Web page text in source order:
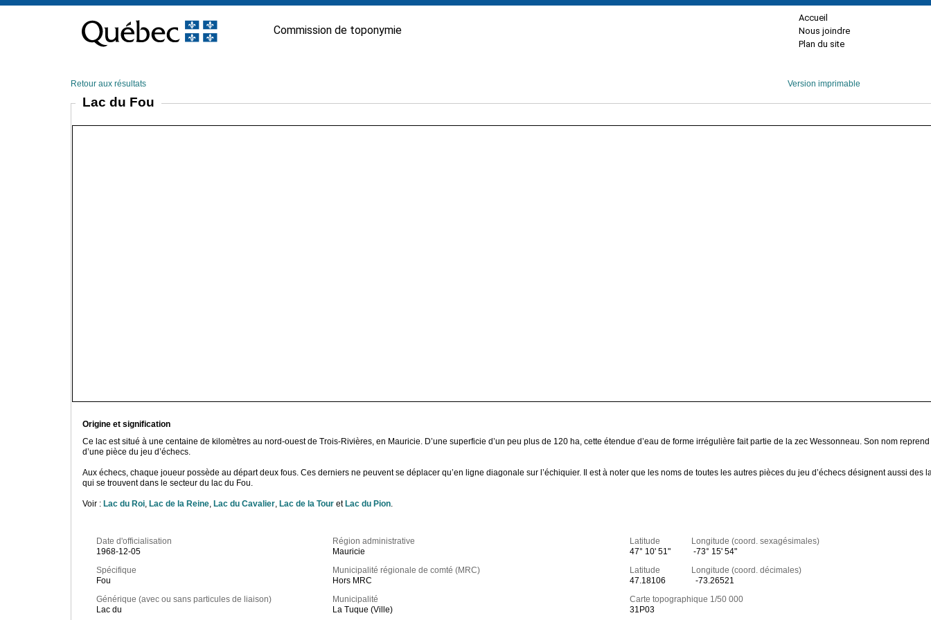
contenu
Commission de toponymie
Accueil
Nous joindre
Plan du site
Retour aux résultats Version imprimable
Lac du Fou
Origine et signification
Ce lac est situé à une centaine de kilomètres au nord-ouest de Trois-Rivières, en Mauricie. D’une superficie d’un peu plus de 120 ha, cette étendue d’eau de forme irrégulière fait partie de la zec Wessonneau. Son nom
d’une pièce du jeu d’échecs.
Aux échecs, chaque joueur possède au départ deux fous. Ces derniers ne peuvent se déplacer qu’en ligne diagonale sur l’échiquier. Il est à noter que les noms de toutes les autres pièces du jeu d’échecs désignent aussi des
qui se trouvent dans le secteur du lac du Fou.
Voir : Lac du Roi, Lac de la Reine, Lac du Cavalier, Lac de la Tour et Lac du Pion.
Date d'officialisation
1968-12-05
Spécifique
Fou
Générique (avec ou sans particules de liaison)
Lac du
Région administrative
Mauricie
Municipalité régionale de comté (MRC)
Hors MRC
Municipalité
La Tuque (Ville)
Latitude Longitude (coord. sexagésimales)
47° 10' 51"
-73° 15' 54"
Latitude Longitude (coord. décimales)
47.18106
-73.26521
Carte topographique 1/50 000
31P03